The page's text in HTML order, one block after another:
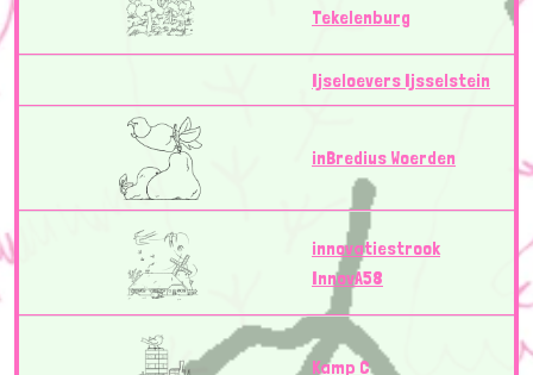
Tekelenburg
Ijseloevers Ijsselstein
inBredius Woerden
innovatiestrook
InnovA58
Kamp C